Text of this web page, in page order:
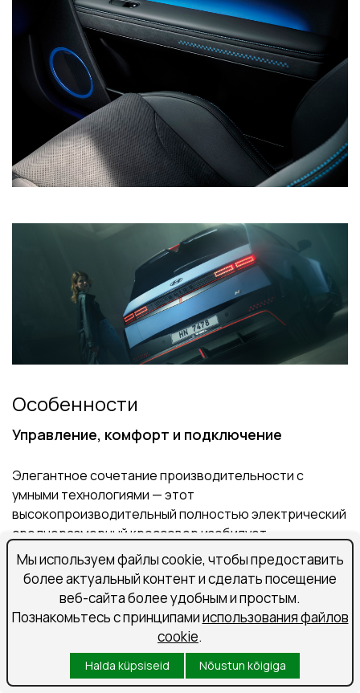
Особенности
Управление, комфорт и подключение
Элегантное сочетание производительности с
умными технологиями — этот
высокопроизводительный полностью электрический
среднеразмерный кроссовер изобилует
инновациями, направленными на управление,
комфорт и подключение для водителя и пассажиров.
Полностью цифровая 12,3-дюймовая
Великолепная 12,3-дюймовая панель отображает
Мы используем файлы cookie, чтобы предоставить
более актуальный контент и сделать посещение
веб-сайта более удобным и простым.
Познакомьтесь с принципамииспользования файлов
cookie.
Halda küpsiseid Nõustun kõigiga